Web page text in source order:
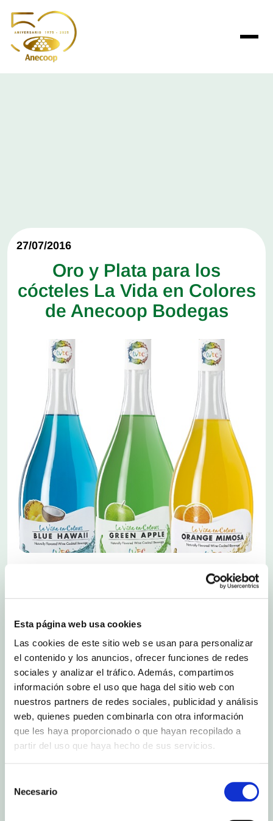
Esta página web usa cookies
Las cookies de este sitio web se usan para personalizar
el contenido y los anuncios, ofrecer funciones de redes
sociales y analizar el tráfico. Además, compartimos
información sobre el uso que haga del sitio web con
nuestros partners de redes sociales, publicidad y análisis
web, quienes pueden combinarla con otra información
que les haya proporcionado o que hayan recopilado a
partir del uso que haya hecho de sus servicios.
Necesario
27/07/2016
Oro y Plata para los
cócteles La Vida en Colores
de Anecoop Bodegas
obtenido por estos originales cócteles
elaborados con base de vino moscatel,
tras su presentación en Alimentaria el
pasado mes de abril
Los cócteles elaborados con base de vino
moscatel,La Vida en Colores, elaborados por
Bodegas Reymos, han obtenido sus primeros
galardones en el concurso “ConVino”,
organizado por la consultora “Alamesa” que
preside el crítico Ernesto Gallud. Este concurso,
que ha celebrado este año su primera edición,
poco van haciéndose más visibles y representan
una tendencia de consumo al alza especialmente